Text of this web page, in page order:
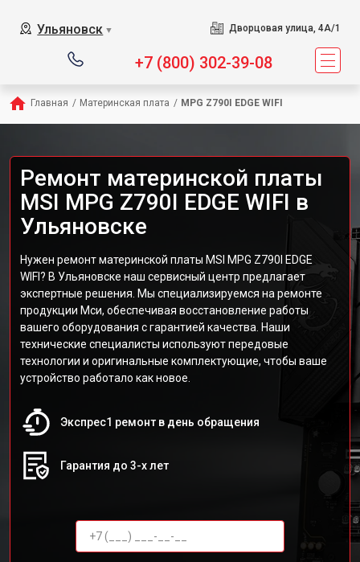
Ульяновск ▼ Дворцовая улица, 4А/1
+7 (800) 302-39-08
Главная / Материнская плата / MPG Z790I EDGE WIFI
Ремонт материнской платы
MSI MPG Z790I EDGE WIFI в
Ульяновске
Нужен ремонт материнской платы MSI MPG Z790I EDGE
WIFI? В Ульяновске наш сервисный центр предлагает
экспертные решения. Мы специализируемся на ремонте
продукции Мси, обеспечивая восстановление работы
вашего оборудования с гарантией качества. Наши
технические специалисты используют передовые
технологии и оригинальные комплектующие, чтобы ваше
устройство работало как новое.
Экспрес1 ремонт в день обращения
Гарантия до 3-х лет